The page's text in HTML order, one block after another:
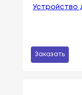
Устройство
Заказать